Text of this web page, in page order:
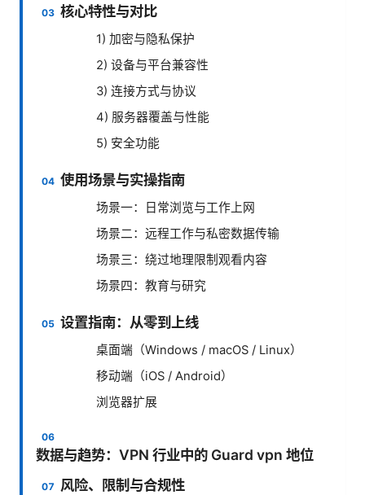
核心特性与对比
1) 加密与隐私保护
2) 设备与平台兼容性
3) 连接方式与协议
4) 服务器覆盖与性能
5) 安全功能
使用场景与实操指南
场景一：日常浏览与工作上网
场景二：远程工作与私密数据传输
场景三：绕过地理限制观看内容
场景四：教育与研究
设置指南：从零到上线
桌面端（Windows / macOS / Linux）
移动端（iOS / Android）
浏览器扩展
数据与趋势：VPN 行业中的 Guard vpn 地位
风险、限制与合规性